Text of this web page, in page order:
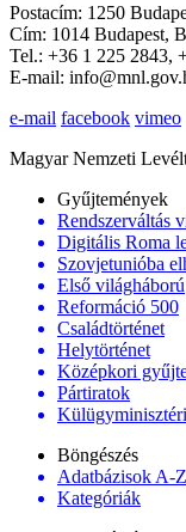
Postacím: 1250
Cím: 1014 Budapest,
Tel.: +36 1 225 2843,
E-mail:
e-mail facebook vimeo
Magyar Nemzeti
Gyűjtemények
Rendszerváltás
Digitális Roma
Szovjetunióba
Első világháború
Reformáció 500
Családtörténet
Helytörténet
Középkori
Pártiratok
Böngészés
Adatbázisok A-Z
Kategóriák